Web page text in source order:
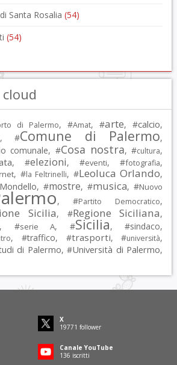
Santa Rosalia (54)
(54)
di Palermo, #Amat, #arte, #calcio,
, #Comune di Palermo,
comunale, #Cosa nostra, #cultura,
, #elezioni, #eventi, #fotografia,
, #la Feltrinelli, #Leoluca Orlando,
, #mostre, #musica, #Nuovo
, #Partito Democratico,
Sicilia, #Regione Siciliana,
, #serie A, #Sicilia, #sindaco,
, #traffico, #trasporti, #università,
di Palermo, #Università di Palermo,
X
19771 follower
Canale YouTube
136 iscritti